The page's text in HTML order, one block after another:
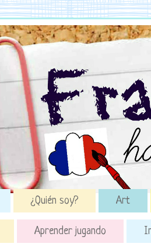
¿Quién soy? Art
Aprender jugando